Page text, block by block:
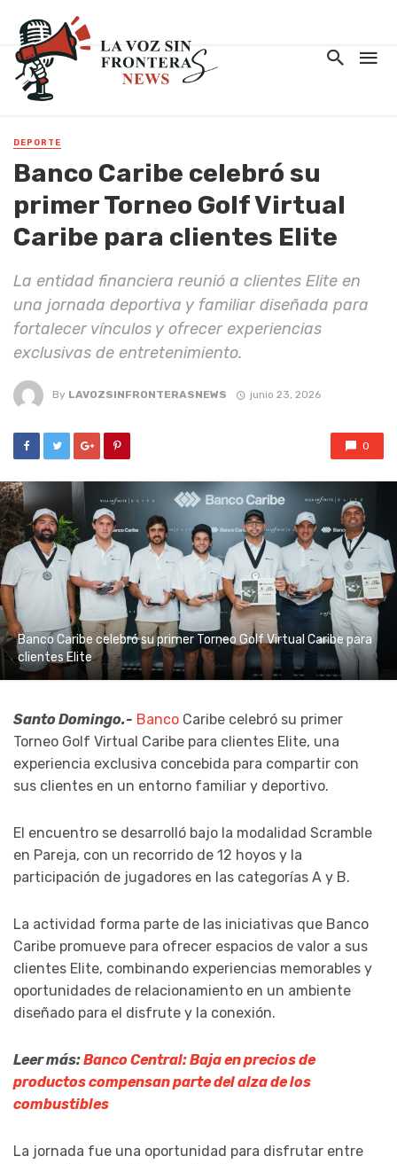
DEPORTE
Banco Caribe celebró su
primer Torneo Golf Virtual
Caribe para clientes Elite
La entidad financiera reunió a clientes Elite en
una jornada deportiva y familiar diseñada para
fortalecer vínculos y ofrecer experiencias
exclusivas de entretenimiento.
By LAVOZSINFRONTERASNEWS junio 23, 2026
0
Banco Caribe celebró su primer Torneo Golf Virtual Caribe para
clientes Elite
Santo Domingo.- Banco Caribe celebró su primer
Torneo Golf Virtual Caribe para clientes Elite, una
experiencia exclusiva concebida para compartir con
sus clientes en un entorno familiar y deportivo.
El encuentro se desarrolló bajo la modalidad Scramble
en Pareja, con un recorrido de 12 hoyos y la
participación de jugadores en las categorías A y B.
La actividad forma parte de las iniciativas que Banco
Caribe promueve para ofrecer espacios de valor a sus
clientes Elite, combinando experiencias memorables y
oportunidades de relacionamiento en un ambiente
diseñado para el disfrute y la conexión.
Leer más:Banco Central: Baja en precios de
productos compensan parte del alza de los
combustibles
La jornada fue una oportunidad para disfrutar entre